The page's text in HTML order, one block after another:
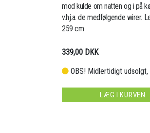
mod kulde om natten og i på
v.hj.a. de medfølgende wirer.
259 cm
339,00 DKK
OBS! Midlertidigt
LÆG I KURVEN